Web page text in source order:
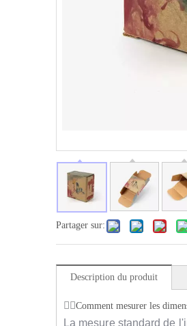
Partager sur:
Description du produit
Comment mesurer les
La mesure standard de